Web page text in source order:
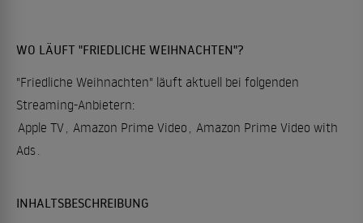
WO LÄUFT "FRIEDLICHE WEIHNACHTEN"?
"Friedliche Weihnachten" läuft aktuell bei folgenden
Streaming-Anbietern:
Apple TV Amazon Prime Video
Amazon Prime Video with
Ads
INHALTSBESCHREIBUNG